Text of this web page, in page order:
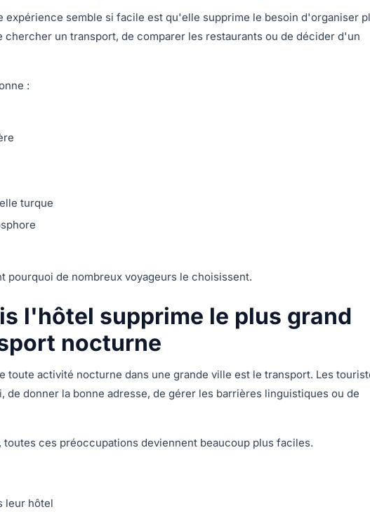
expérience semble si facile est qu'elle supprime le besoin d'organiser
chercher un transport, de comparer les restaurants ou de décider d'un
:
turque
pourquoi de nombreux voyageurs le choisissent.
l'hôtel supprime le plus grand
nocturne
toute activité nocturne dans une grande ville est le transport. Les
donner la bonne adresse, de gérer les barrières linguistiques ou de
, toutes ces préoccupations deviennent beaucoup plus faciles.
leur hôtel